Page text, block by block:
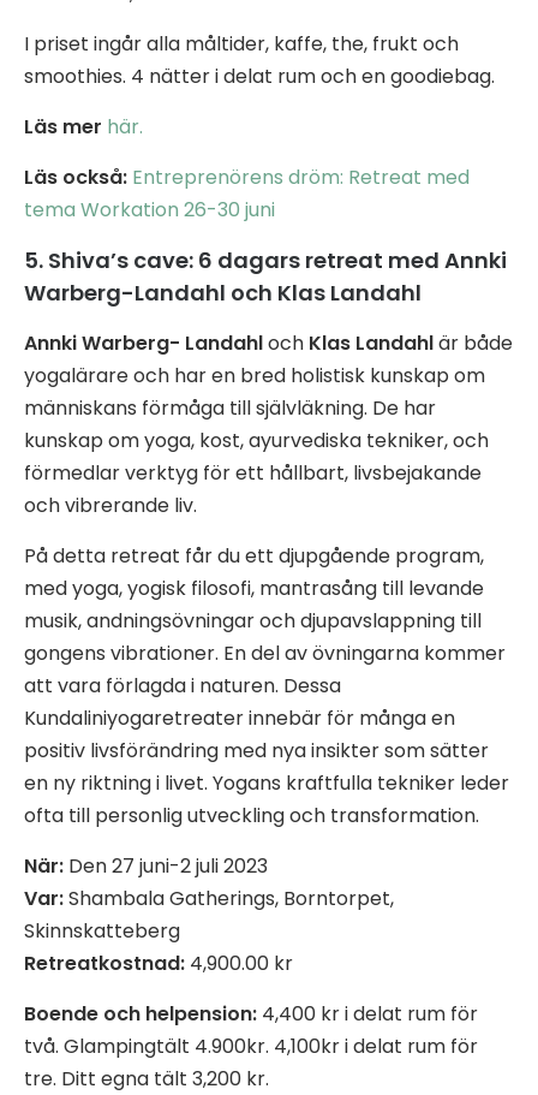
I priset ingår alla måltider, kaffe, the, frukt och
smoothies. 4 nätter i delat rum och en goodiebag.
Läs mer här.
Läs också: Entreprenörens dröm: Retreat med
tema Workation 26-30 juni
5. Shiva’s cave: 6 dagars retreat med Annki
Warberg-Landahl och Klas Landahl
Annki Warberg- Landahloch Klas Landahlär både
yogalärare och har en bred holistisk kunskap om
människans förmåga till självläkning. De har
kunskap om yoga, kost, ayurvediska tekniker, och
förmedlar verktyg för ett hållbart, livsbejakande
och vibrerande liv.
På detta retreat får du ett djupgående program,
med yoga, yogisk filosofi, mantrasång till levande
musik, andningsövningar och djupavslappning till
gongens vibrationer. En del av övningarna kommer
att vara förlagda i naturen. Dessa
Kundaliniyogaretreater innebär för många en
positiv livsförändring med nya insikter som sätter
en ny riktning i livet. Yogans kraftfulla tekniker leder
ofta till personlig utveckling och transformation.
När: Den 27 juni-2 juli 2023
Var:Shambala Gatherings, Borntorpet,
Skinnskatteberg
Retreatkostnad: 4,900.00 kr
Boende och helpension: 4,400 kr i delat rum för
två. Glampingtält 4.900kr. 4,100kr i delat rum för
tre. Ditt egna tält 3,200 kr.